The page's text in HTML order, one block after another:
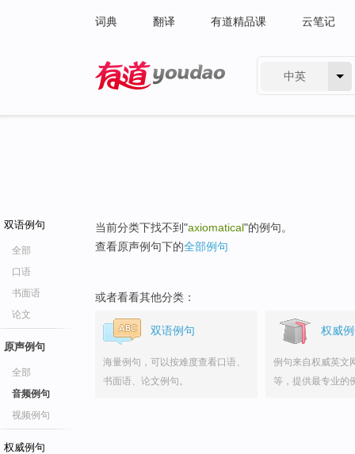
词典 翻译 有道精品课 云笔记
中英
双语例句
全部
口语
书面语
论文
原声例句
全部
音频例句
视频例句
权威例句
当前分类下找不到"axiomatical"的例句。
查看原声例句下的全部例句
或者看看其他分类：
双语例句
海量例句，可以按难度查看口语、
书面语、论文例句。
权威
例句来自权威英文
等，提供最专业的